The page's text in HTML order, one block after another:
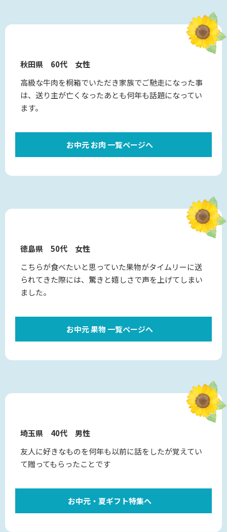
秋田県 60代 女性
高級な牛肉を桐箱でいただき家族でご馳走になった事
は、送り主が亡くなったあとも何年も話題になってい
ます。
お中元 お肉 一覧ページへ
徳島県 50代 女性
こちらが食べたいと思っていた果物がタイムリーに送
られてきた際には、驚きと嬉しさで声を上げてしまい
ました。
お中元 果物 一覧ページへ
埼玉県 40代 男性
友人に好きなものを何年も以前に話をしたが覚えてい
て贈ってもらったことです
お中元・夏ギフト特集へ